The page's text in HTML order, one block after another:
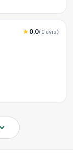
0.0(0 avis)